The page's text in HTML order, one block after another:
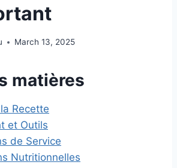
March 13, 2025
matières
Recette
et Outils
de Service
Nutritionnelles